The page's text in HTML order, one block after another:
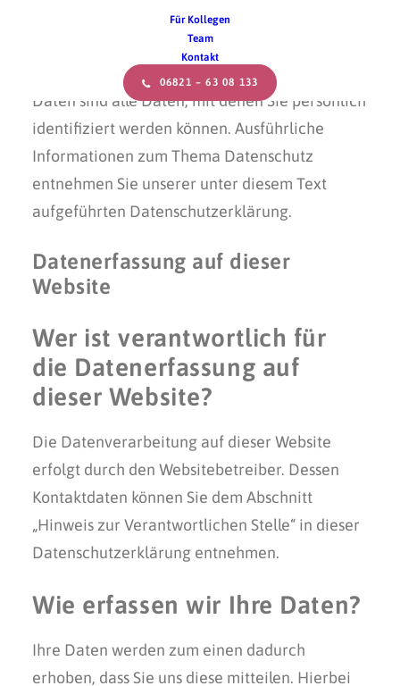
Für Kollegen
Team
Kontakt
06821 – 63 08 133
einfachen Überblick darüber, was mit Ihren
personenbezogenen Daten passiert, wenn Sie
diese Website besuchen. Personenbezogene
Daten sind alle Daten, mit denen Sie persönlich
identifiziert werden können. Ausführliche
Informationen zum Thema Datenschutz
entnehmen Sie unserer unter diesem Text
aufgeführten Datenschutzerklärung.
Datenerfassung auf dieser
Website
Wer ist verantwortlich für
die Datenerfassung auf
dieser Website?
Die Datenverarbeitung auf dieser Website
erfolgt durch den Websitebetreiber. Dessen
Kontaktdaten können Sie dem Abschnitt
„Hinweis zur Verantwortlichen Stelle“ in dieser
Datenschutzerklärung entnehmen.
Wie erfassen wir Ihre Daten?
Ihre Daten werden zum einen dadurch
erhoben, dass Sie uns diese mitteilen. Hierbei